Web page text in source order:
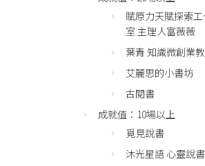
賦原力天賦探索
室 主理人富薇薇
葉青 知識微創業
艾麗思的小書坊
古閱書
成就值：10場以上
覓見說書
沐光星語 心靈說